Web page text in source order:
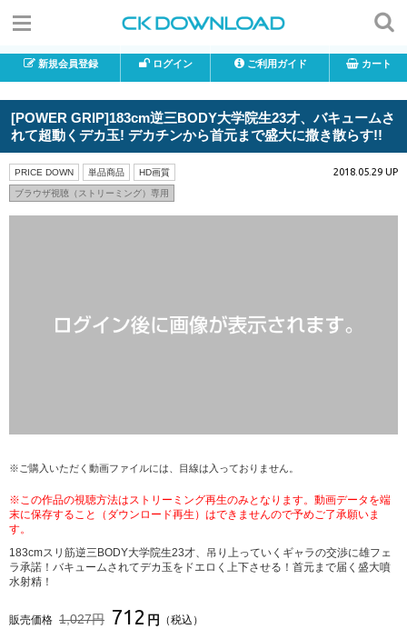
新規会員登録 ログイン ご利用ガイド カート
[POWER GRIP]183cm逆三BODY大学院生23才、バキュームさ
れて超動くデカ玉! デカチンから首元まで盛大に撒き散らす!!
PRICE DOWN 単品商品 HD画質
ブラウザ視聴（ストリーミング）専用
2018.05.29 UP
※ご購入いただく動画ファイルには、目線は入っておりません。
※この作品の視聴方法はストリーミング再生のみとなります。動画データを端
末に保存すること（ダウンロード再生）はできませんので予めご了承願いま
す。
183cmスリ筋逆三BODY大学院生23才、吊り上っていくギャラの交渉に雄フェ
ラ承諾！バキュームされてデカ玉をドエロく上下させる！首元まで届く盛大噴
水射精！
販売価格 1,027円 712 円 （税込）